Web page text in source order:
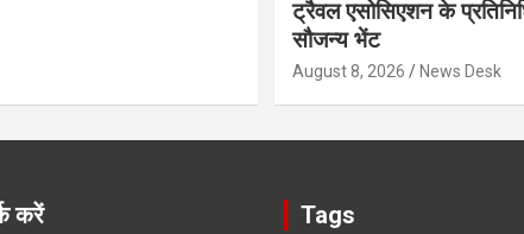
ट्रैवल एसोसिएशन के
सौजन्य भेंट
August 8, 2026 News Desk
करें Tags